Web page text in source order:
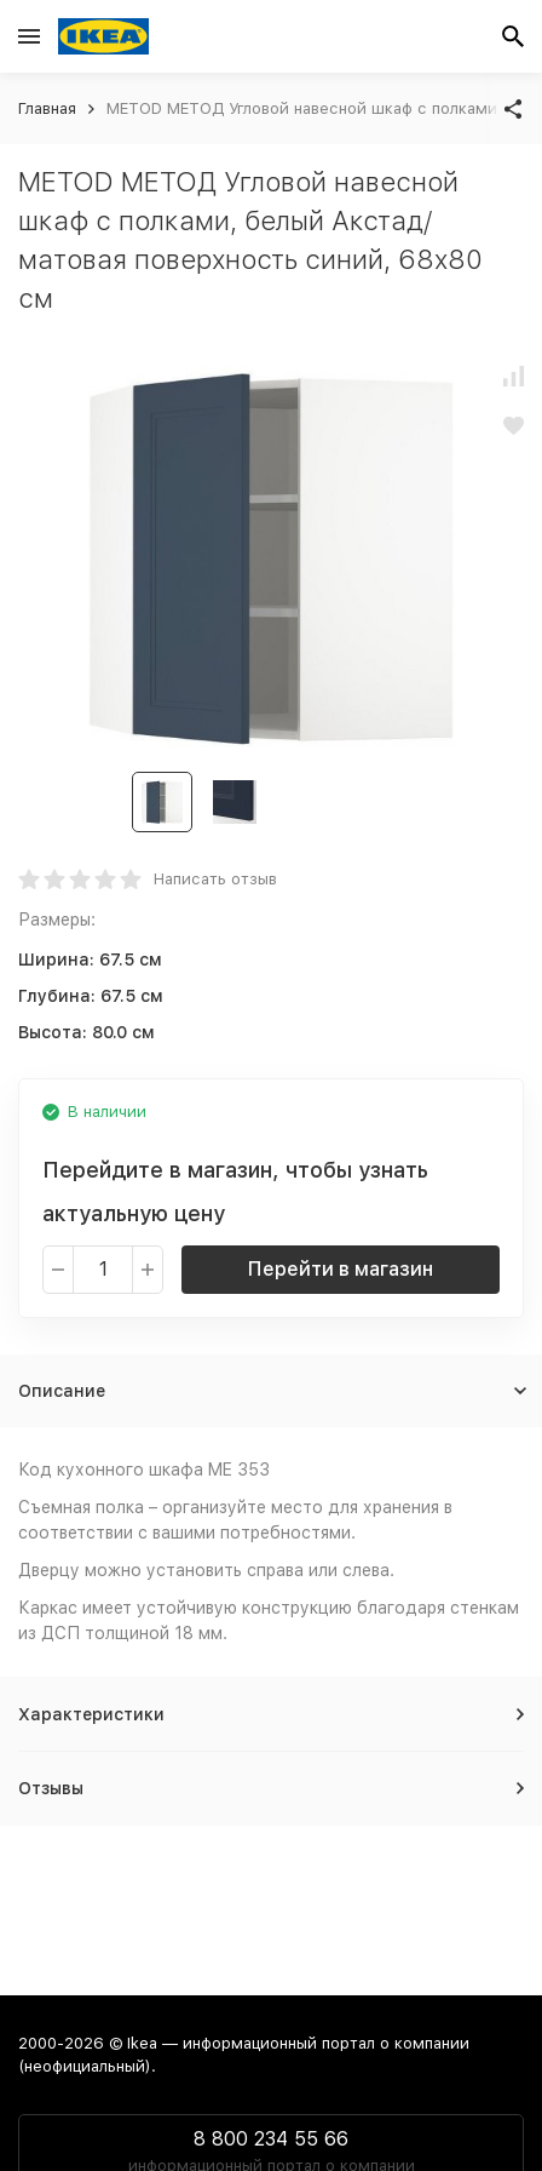
Главная METOD МЕТОД Угловой навесной шкаф с полками,
METOD МЕТОД Угловой навесной
шкаф с полками, белый Акстад/
матовая поверхность синий, 68x80
см
Написать отзыв
Размеры:
Ширина: 67.5 см
Глубина: 67.5 см
Высота: 80.0 см
В наличии
Перейдите в магазин, чтобы узнать
актуальную цену
Перейти в магазин
Описание
Код кухонного шкафа ME 353
Съемная полка – организуйте место для хранения в
соответствии с вашими потребностями.
Дверцу можно установить справа или слева.
Каркас имеет устойчивую конструкцию благодаря стенкам
из ДСП толщиной 18 мм.
Характеристики
Отзывы
2000-2026 © Ikea — информационный портал о компании
(неофициальный).
8 800 234 55 66
информационный портал о компании